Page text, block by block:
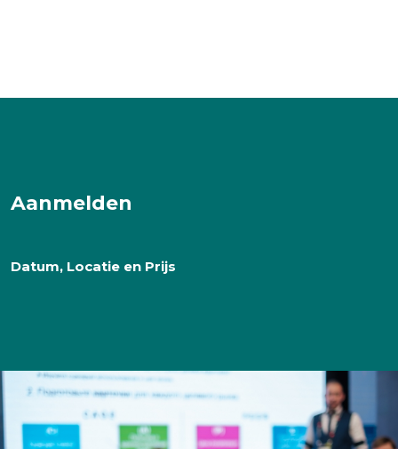
Aanmelden
Datum, Locatie en Prijs